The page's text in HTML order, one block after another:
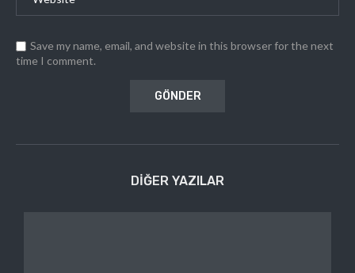
Save my name, email, and website in this browser for the next
time I comment.
DIĞER YAZILAR